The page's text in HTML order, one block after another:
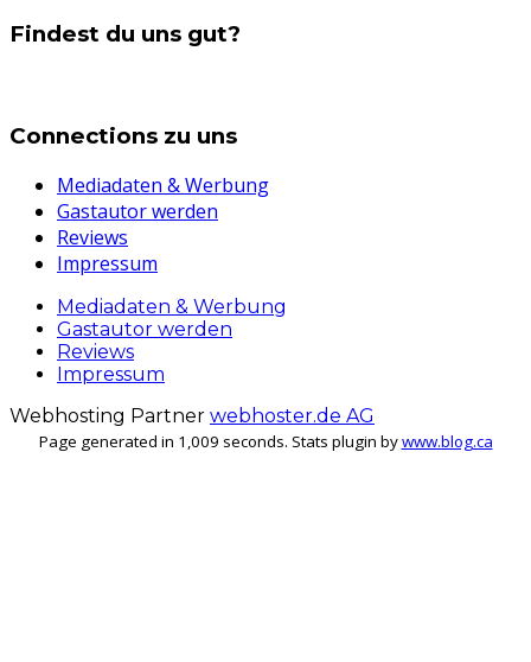
Findest du uns gut?
Connections zu uns
Mediadaten & Werbung
Gastautor werden
Reviews
Impressum
Mediadaten & Werbung
Gastautor werden
Reviews
Impressum
Webhosting Partner webhoster.de AG
Page generated in 1,009 seconds. Stats plugin bywww.blog.ca